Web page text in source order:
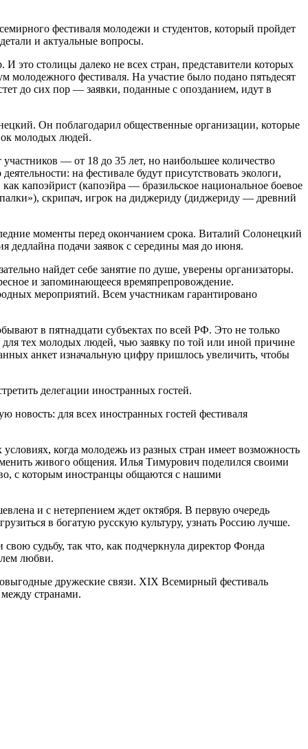
фестиваля молодежи и студентов, который пройдет
и актуальные вопросы.
столицы далеко не всех стран, представители которых
молодежного фестиваля. На участие было подано пятьдесят
до сих пор — заявки, поданные с опозданием, идут в
Он поблагодарил общественные организации, которые
молодых людей.
— от 18 до 35 лет, но наибольшее количество
на фестивале будут присутствовать экологи,
капоэйрист (капоэйра — бразильское национальное боевое
скрипач, игрок на диджериду (диджериду — древний
моменты перед окончанием срока. Виталий Солонецкий
дедлайна подачи заявок с середины мая до июня.
найдет себе занятие по душе, уверены организаторы.
и запоминающееся времяпрепровождение.
мероприятий. Всем участникам гарантировано
в пятнадцати субъектах по всей РФ. Это не только
тех молодых людей, чью заявку по той или иной причине
анкет изначальную цифру пришлось увеличить, чтобы
делегации иностранных гостей.
новость: для всех иностранных гостей фестиваля
когда молодежь из разных стран имеет возможность
живого общения. Илья Тимурович поделился своими
с которым иностранцы общаются с нашими
и с нетерпением ждет октября. В первую очередь
в богатую русскую культуру, узнать Россию лучше.
судьбу, так что, как подчеркнула директор Фонда
любви.
дружеские связи. XIX Всемирный фестиваль
странами.